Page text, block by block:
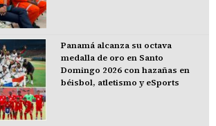
Panamá alcanza su octava
medalla de oro en Santo
Domingo 2026 con hazañas en
béisbol, atletismo y eSports